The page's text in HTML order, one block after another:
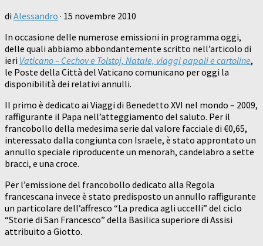
di Alessandro · 15 novembre 2010
In occasione delle numerose emissioni in programma oggi,
delle quali abbiamo abbondantemente scritto nell’articolo di
ieri Vaticano – Cechov e Tolstoj, Natale, viaggi papali e cartoline,
le Poste della Città del Vaticano comunicano per oggi la
disponibilità dei relativi annulli.
Il primo è dedicato ai Viaggi di Benedetto XVI nel mondo – 2009,
raffigurante il Papa nell’atteggiamento del saluto. Per il
francobollo della medesima serie dal valore facciale di €0,65,
interessato dalla congiunta con Israele, è stato approntato un
annullo speciale riproducente un menorah, candelabro a sette
bracci, e una croce.
Per l’emissione del francobollo dedicato alla Regola
francescana invece è stato predisposto un annullo raffigurante
un particolare dell’affresco “La predica agli uccelli” del ciclo
“Storie di San Francesco” della Basilica superiore di Assisi
attribuito a Giotto.